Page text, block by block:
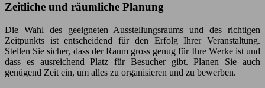
Zeitliche und räumliche Planung
Die Wahl des geeigneten Ausstellungsraums und des richtigen
Zeitpunkts ist entscheidend für den Erfolg Ihrer Veranstaltung.
Stellen Sie sicher, dass der Raum gross genug für Ihre Werke ist und
dass es ausreichend Platz für Besucher gibt. Planen Sie auch
genügend Zeit ein, um alles zu organisieren und zu bewerben.